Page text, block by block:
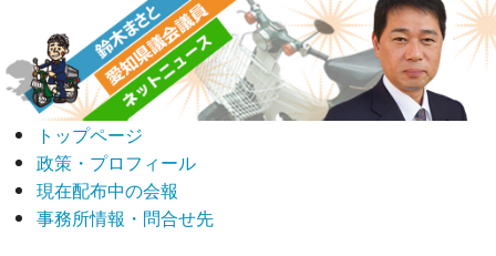
トップページ
政策・プロフィール
現在配布中の会報
事務所情報・問合せ先